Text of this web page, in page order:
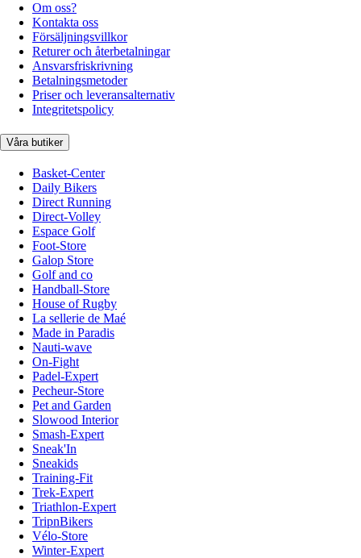
Om oss?
Kontakta oss
Försäljningsvillkor
Returer och återbetalningar
Ansvarsfriskrivning
Betalningsmetoder
Priser och leveransalternativ
Integritetspolicy
Våra butiker
Basket-Center
Daily Bikers
Direct Running
Direct-Volley
Espace Golf
Foot-Store
Galop Store
Golf and co
Handball-Store
House of Rugby
La sellerie de Maé
Made in Paradis
Nauti-wave
On-Fight
Padel-Expert
Pecheur-Store
Pet and Garden
Slowood Interior
Smash-Expert
Sneak'In
Sneakids
Training-Fit
Trek-Expert
Triathlon-Expert
TripnBikers
Vélo-Store
Winter-Expert